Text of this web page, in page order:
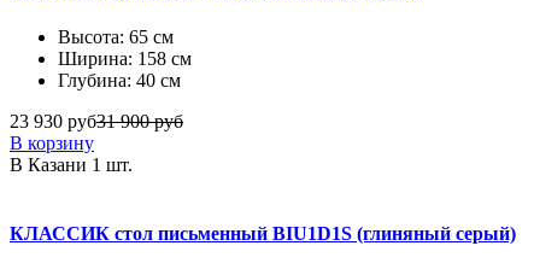
Высота: 65 см
Ширина: 158 см
Глубина: 40 см
23 930 руб31 900 руб
В корзину
В Казани 1 шт.
КЛАССИК стол письменный BIU1D1S (глиняный серый)